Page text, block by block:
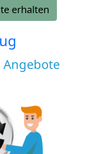
erhalten
Angebote